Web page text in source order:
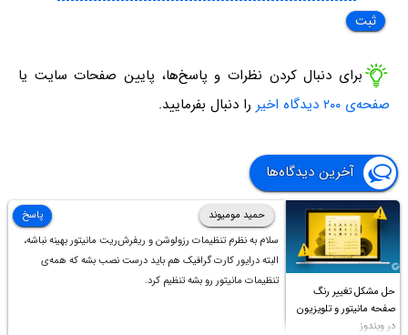
برای دنبال کردن نظرات و پاسخ‌ها، پایین صفحات سایت یا
صفحه‌ی ۲۰۰ دیدگاه اخیر
را دنبال بفرمایید.
آخرین دیدگاه‌ها
حل مشکل تغییر رنگ
صفحه مانیتور و تلویزیون
در ویندوز
حمید مومیوند
سلام به نظرم تنظیمات رزولوشن و ریفرش‌ریت مانیتور بهینه نباشه،
البته درایور کارت گرافیک هم باید درست نصب بشه که همه‌ی
تنظیمات مانیتور رو بشه تنظیم کرد.
پاسخ